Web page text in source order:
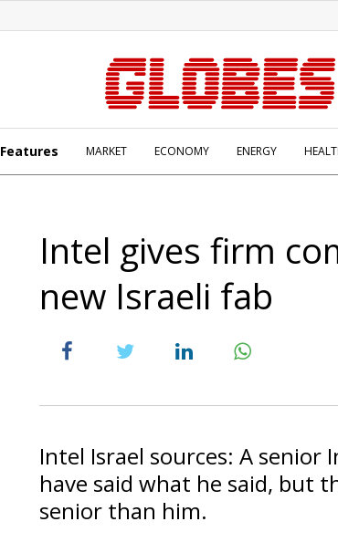
Features MARKET ECONOMY ENERGY
Intel gives firm
new Israeli fab
Intel Israel sources: A senior
have said what he said, but
senior than him.